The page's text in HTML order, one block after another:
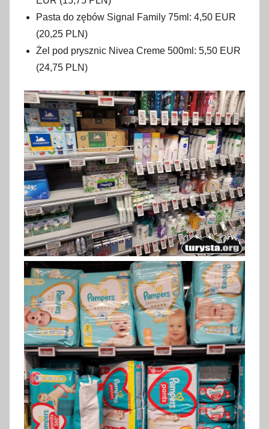
Pasta do zębów Signal Family 75ml: 4,50 EUR
(20,25 PLN)
Żel pod prysznic Nivea Creme 500ml: 5,50 EUR
(24,75 PLN)